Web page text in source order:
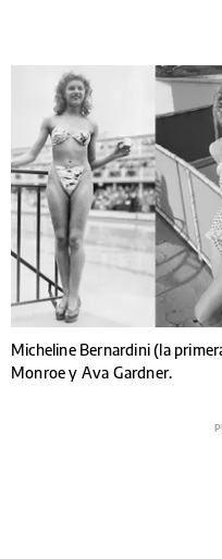
Micheline Bernardini (la
Monroe y Ava Gardner.